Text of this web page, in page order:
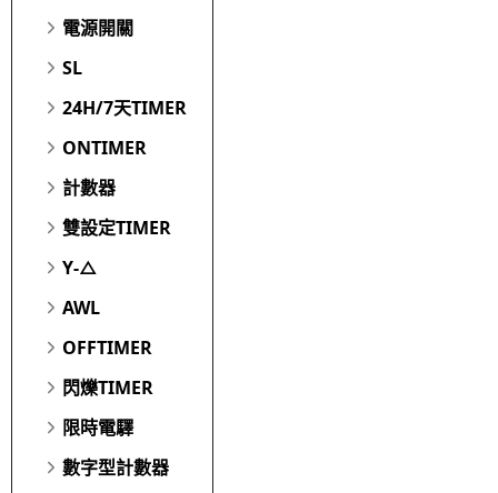
電源開關
SL
24H/7天TIMER
ONTIMER
計數器
雙設定TIMER
Y-△
AWL
OFFTIMER
閃爍TIMER
限時電驛
數字型計數器